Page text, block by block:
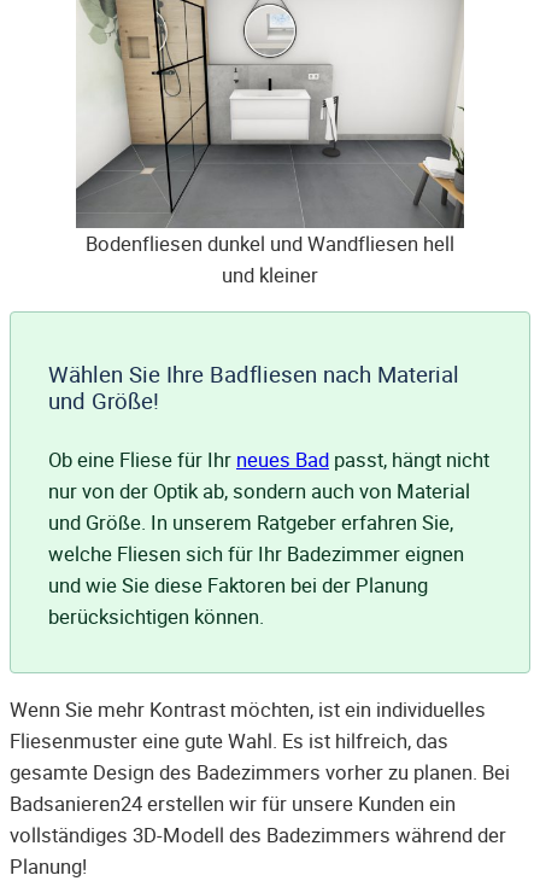
Bodenfliesen dunkel und Wandfliesen hell
und kleiner
Wählen Sie Ihre Badfliesen nach Material
und Größe!
Ob eine Fliese für Ihr neues Bad passt, hängt nicht
nur von der Optik ab, sondern auch von Material
und Größe. In unserem Ratgeber erfahren Sie,
welche Fliesen sich für Ihr Badezimmer eignen
und wie Sie diese Faktoren bei der Planung
berücksichtigen können.
Wenn Sie mehr Kontrast möchten, ist ein individuelles
Fliesenmuster eine gute Wahl. Es ist hilfreich, das
gesamte Design des Badezimmers vorher zu planen. Bei
Badsanieren24 erstellen wir für unsere Kunden ein
vollständiges 3D-Modell des Badezimmers während der
Planung!